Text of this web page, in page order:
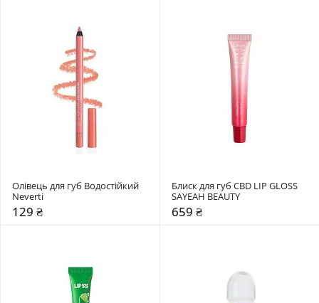
Олівець для губ Водостійкий
Neverti
129 ₴
Блиск для губ CBD LIP GLOSS
SAYEAH BEAUTY
659 ₴